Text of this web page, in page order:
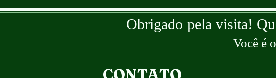
Obrigado pela visita!
Você é